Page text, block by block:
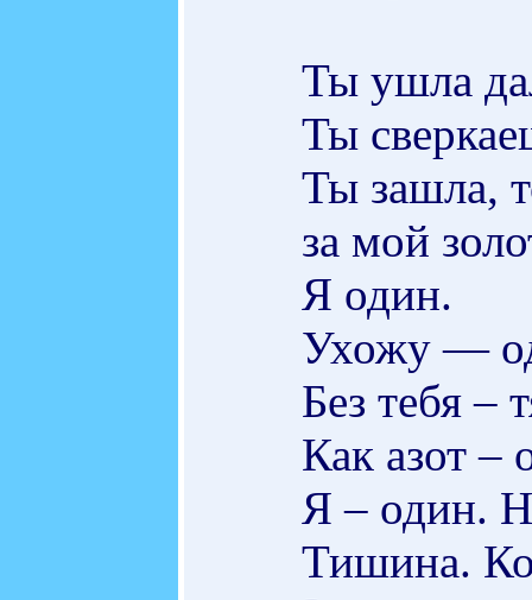
Ты ушла
Ты
Ты зашла,
за мой
Я один.
Ухожу —
Без тебя –
Как азот –
Я – один.
Тишина.